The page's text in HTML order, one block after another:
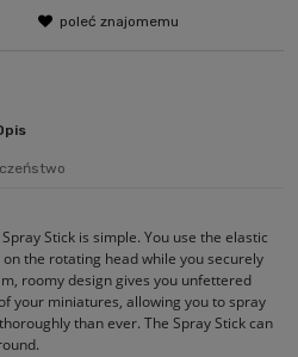
poleć znajomemu
Stick is simple. You use the elastic
the rotating head while you securely
roomy design gives you unfettered
your miniatures, allowing you to spray
than ever. The Spray Stick can